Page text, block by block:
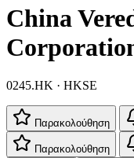
China
0245.HK · HKSE
Παρακολούθηση
Παρακολούθηση